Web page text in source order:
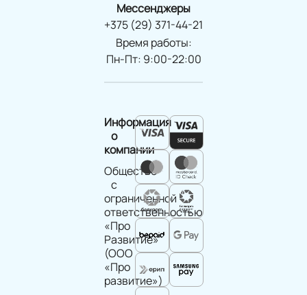
Мессенджеры
+375 (29) 371-44-21
Время работы:
Пн-Пт: 9:00-22:00
Информация
о
компании
Общество
с
ограниченной
ответственностью
«Про
Развитие»
(ООО
«Про
развитие»)